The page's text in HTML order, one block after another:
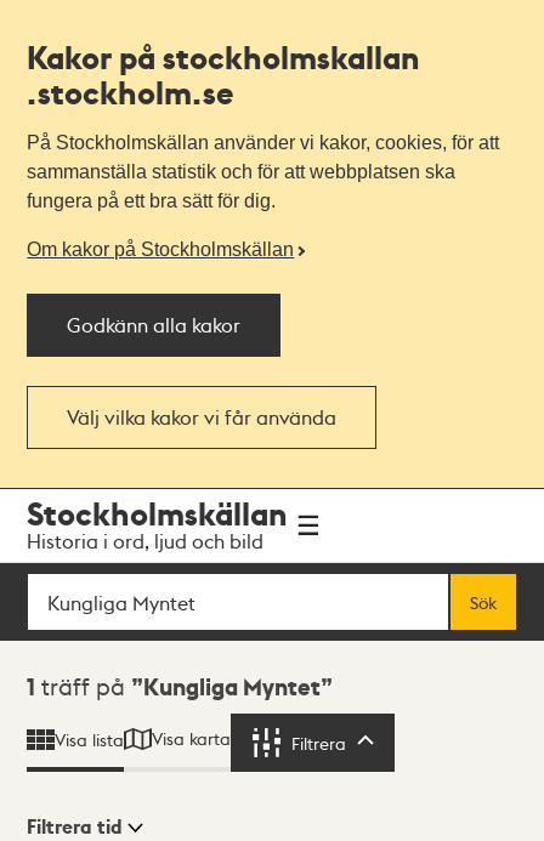
Kakor på stockholmskallan
.stockholm.se
På Stockholmskällan använder vi kakor, cookies, för att
sammanställa statistik och för att webbplatsen ska
fungera på ett bra sätt för dig.
Om kakor på Stockholmskällan
Godkänn alla kakor
Välj vilka kakor vi får använda
navigationen
huvudinnehållet
Stockholmskällan
Historia i ord, ljud och bild
Sök
Sök
Sökresultat
1 träff på Kungliga Myntet
Visa lista Visa karta Filtrera
Filtrera tid